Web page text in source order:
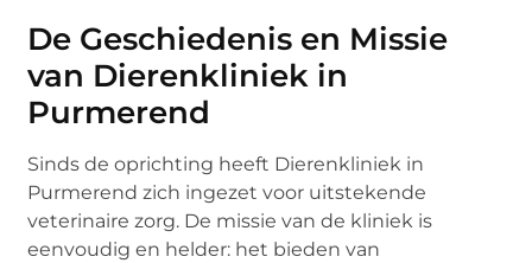
De Geschiedenis en Missie
van Dierenkliniek in
Purmerend
Sinds de oprichting heeft Dierenkliniek in
Purmerend zich ingezet voor uitstekende
veterinaire zorg. De missie van de kliniek is
eenvoudig en helder: het bieden van